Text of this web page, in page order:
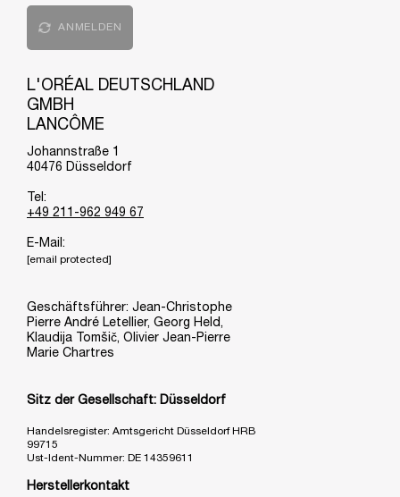
ANMELDEN
L'ORÉAL DEUTSCHLAND
GMBH
LANCÔME
Johannstraße 1
40476 Düsseldorf
Tel:
+49 211-962 949 67
E-Mail:
[email protected]
Geschäftsführer: Jean-Christophe
Pierre André Letellier, Georg Held,
Klaudija Tomšič, Olivier Jean-Pierre
Marie Chartres
Sitz der Gesellschaft: Düsseldorf
Handelsregister: Amtsgericht Düsseldorf HRB
99715
Ust-Ident-Nummer: DE 14359611
Herstellerkontakt